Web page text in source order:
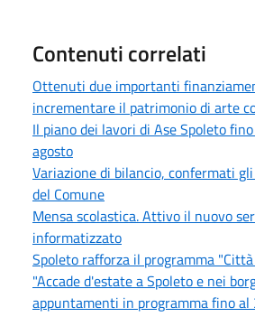
Contenuti correlati
Ottenuti due importanti
incrementare il patrimonio di arte
Il piano dei lavori di Ase Spoleto
agosto
Variazione di bilancio, confermati
del Comune
Mensa scolastica. Attivo il nuovo
informatizzato
Spoleto rafforza il programma
"Accade d'estate a Spoleto e nei
appuntamenti in programma fino al